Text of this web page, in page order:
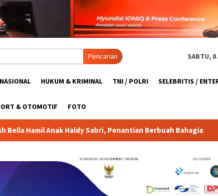
Pencarian SABTU, 8
HUKUM & KRIMINAL TNI / POLRI SELEBRITIS /
& OTOMOTIF FOTO
Penantian Berbuah Bahagia SIAL Food & Drinks